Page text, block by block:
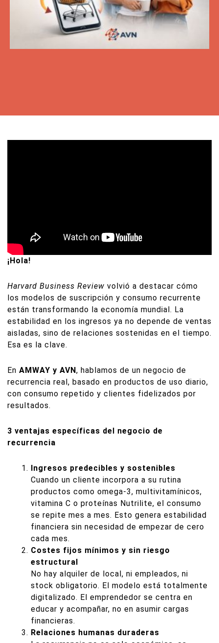
¡Hola!
Harvard Business Review volvió a destacar cómo
los modelos de suscripción y consumo recurrente
están transformando la economía mundial. La
estabilidad en los ingresos ya no depende de ventas
aisladas, sino de relaciones sostenidas en el tiempo.
Esa es la clave.
En AMWAY y AVN , hablamos de un negocio de
recurrencia real, basado en productos de uso diario,
con consumo repetido y clientes fidelizados por
resultados.
3 ventajas específicas del negocio de
recurrencia
Ingresos predecibles y sostenibles
Cuando un cliente incorpora a su rutina
productos como omega-3, multivitamínicos,
vitamina C o proteínas Nutrilite, el consumo
se repite mes a mes. Esto genera estabilidad
financiera sin necesidad de empezar de cero
cada mes.
Costes fijos mínimos y sin riesgo
estructural
No hay alquiler de local, ni empleados, ni
stock obligatorio. El modelo está totalmente
digitalizado. El emprendedor se centra en
educar y acompañar, no en asumir cargas
financieras.
Relaciones humanas duraderas